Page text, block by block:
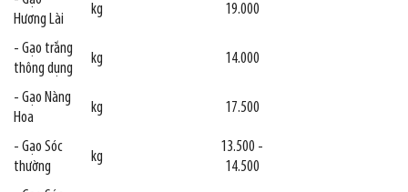
Hương Lài
kg 19.000
- Gạo trắng
thông dụng
kg 14.000
- Gạo Nàng
Hoa
kg 17.500
- Gạo Sóc
thường
kg
13.500 -
14.500